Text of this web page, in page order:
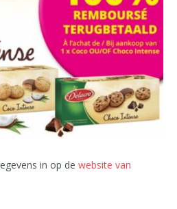
in op de website van